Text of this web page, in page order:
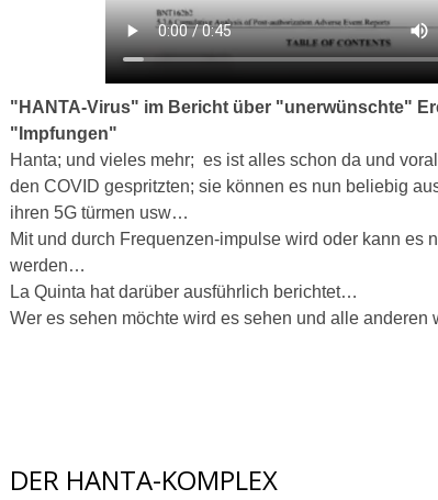
"HANTA-Virus" im Bericht über "unerwünschte"
"Impfungen"
Hanta; und vieles mehr; es ist alles schon da und
den COVID gespritzten; sie können es nun beliebig
ihren 5G türmen usw…
Mit und durch Frequenzen-impulse wird oder kann es
werden…
La Quinta hat darüber ausführlich berichtet…
Wer es sehen möchte wird es sehen und alle
DER HANTA-KOMPLEX